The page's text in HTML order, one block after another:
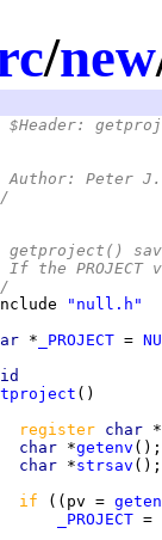
/new
$Header:
Author: Peter
getproject()
If the
"null.h"
* _PROJECT =
register char
char *getenv
char *strsav
if ((pv =
_PROJECT =